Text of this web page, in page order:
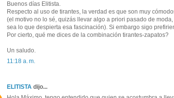
Buenos días Elitista.
Respecto al uso de tirantes, la verdad es que son muy
(el motivo no lo sé, quizás llevar algo a priori pasado de
sea lo que despierta esa fascinación). Si embargo sigo
Por cierto, qué me dices de la combinación tirantes-zapatos?
Un saludo.
11:18 a. m.
ELITISTA dijo...